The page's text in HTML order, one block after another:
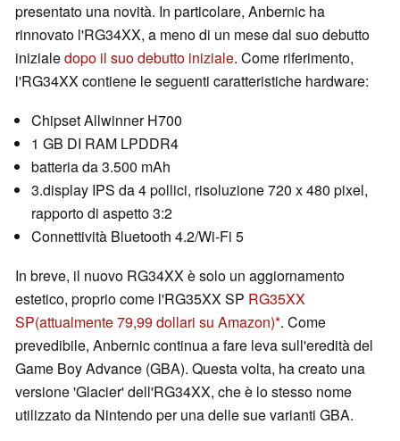
presentato una novità. In particolare, Anbernic ha
rinnovato l'RG34XX, a meno di un mese dal suo debutto
inizialedopo il suo debutto iniziale. Come riferimento,
l'RG34XX contiene le seguenti caratteristiche hardware:
Chipset Allwinner H700
1 GB DI RAM LPDDR4
batteria da 3.500 mAh
3.display IPS da 4 pollici, risoluzione 720 x 480 pixel,
rapporto di aspetto 3:2
Connettività Bluetooth 4.2/Wi-Fi 5
In breve, il nuovo RG34XX è solo un aggiornamento
estetico, proprio come l'RG35XX SP RG35XX
SP(attualmente 79,99 dollari su Amazon) . Come
prevedibile, Anbernic continua a fare leva sull'eredità del
Game Boy Advance (GBA). Questa volta, ha creato una
versione 'Glacier' dell'RG34XX, che è lo stesso nome
utilizzato da Nintendo per una delle sue varianti GBA.